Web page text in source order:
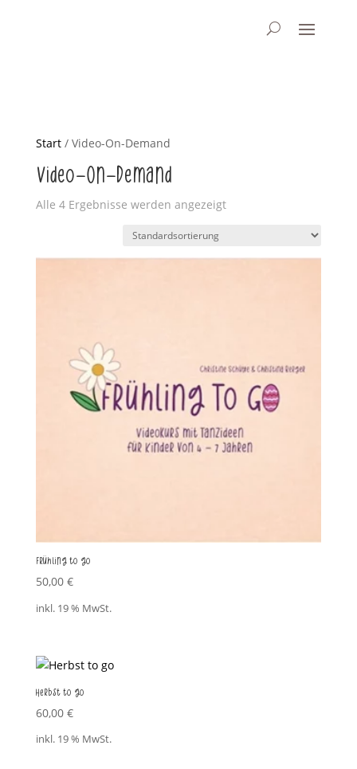
Start/ Video-On-Demand
Video-On-Demand
Alle 4 Ergebnisse werden angezeigt
Frühling to go
50,00 €
inkl. 19 % MwSt.
Herbst to go
60,00 €
inkl. 19 % MwSt.